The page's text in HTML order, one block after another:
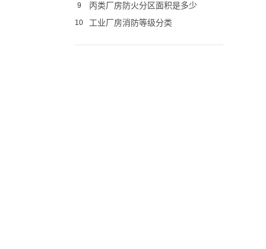
9 丙类厂房防火分区面积是多少
10 工业厂房消防等级分类